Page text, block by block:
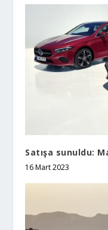
Satışa sunuldu:
16 Mart 2023